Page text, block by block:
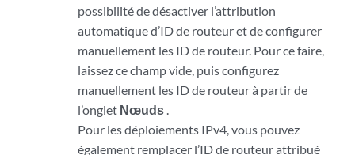
possibilité de désactiver l’attribution
automatique d’ID de routeur et de configurer
manuellement les ID de routeur. Pour ce faire,
laissez ce champ vide, puis configurez
manuellement les ID de routeur à partir de
l’onglet Nœuds .
Pour les déploiements IPv4, vous pouvez
également remplacer l’ID de routeur attribué